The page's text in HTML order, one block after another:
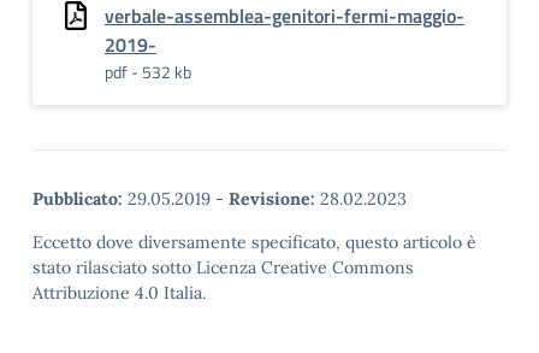
verbale-assemblea-genitori-fermi-maggio-
2019-
pdf - 532 kb
Pubblicato: 29.05.2019 - Revisione: 28.02.2023
Eccetto dove diversamente specificato, questo articolo è
stato rilasciato sotto Licenza Creative Commons
Attribuzione 4.0 Italia.